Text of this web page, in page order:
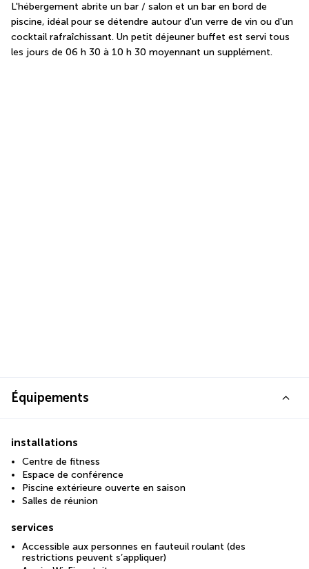
L'hébergement abrite un bar / salon et un bar en bord de
piscine, idéal pour se détendre autour d'un verre de vin ou d'un
cocktail rafraîchissant. Un petit déjeuner buffet est servi tous
les jours de 06 h 30 à 10 h 30 moyennant un supplément.
Équipements
installations
Centre de fitness
Espace de conférence
Piscine extérieure ouverte en saison
Salles de réunion
services
Accessible aux personnes en fauteuil roulant (des
restrictions peuvent s’appliquer)